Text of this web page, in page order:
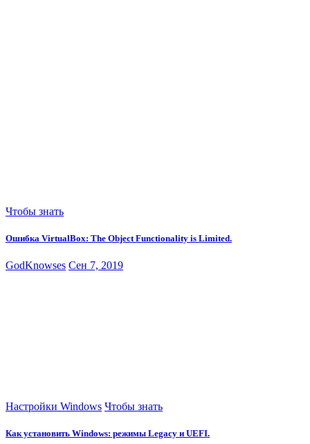
Чтобы знать
Ошибка VirtualBox: The Object Functionality is Limited.
GodKnowses Сен 7, 2019
Настройки Windows Чтобы знать
Как установить Windows: режимы Legacy и UEFI.